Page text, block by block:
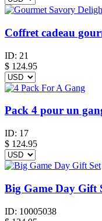
Coffret cadeau
ID: 21
$ 124.95
Pack 4 pour un
ID: 17
$ 124.95
Big Game Day Gift
ID: 10005038